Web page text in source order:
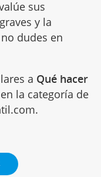
sus
y la
dudes en
a Qué hacer
la categoría de